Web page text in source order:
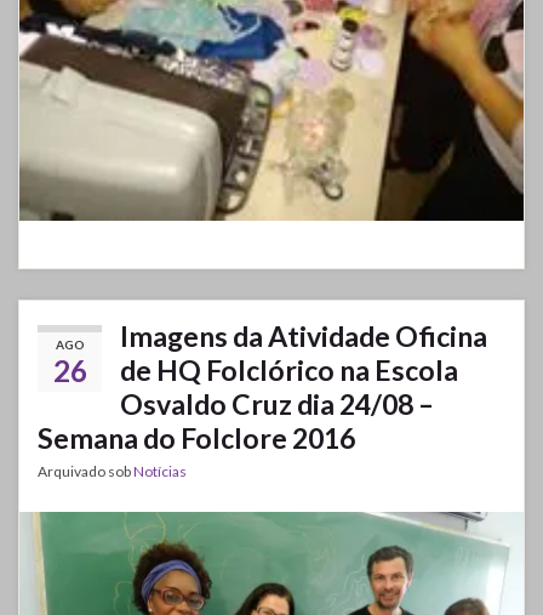
AGO
26
Imagens da Atividade Oficina
de HQ Folclórico na Escola
Osvaldo Cruz dia 24/08 –
Semana do Folclore 2016
Arquivado sobNotícias